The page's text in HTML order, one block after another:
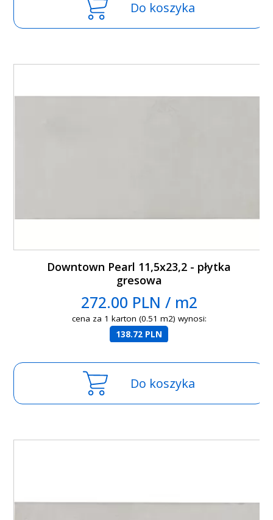
Do koszyka
Downtown Pearl 11,5x23,2 - płytka
gresowa
272.00 PLN / m2
cena za 1 karton (0.51 m2) wynosi:
138.72 PLN
Do koszyka